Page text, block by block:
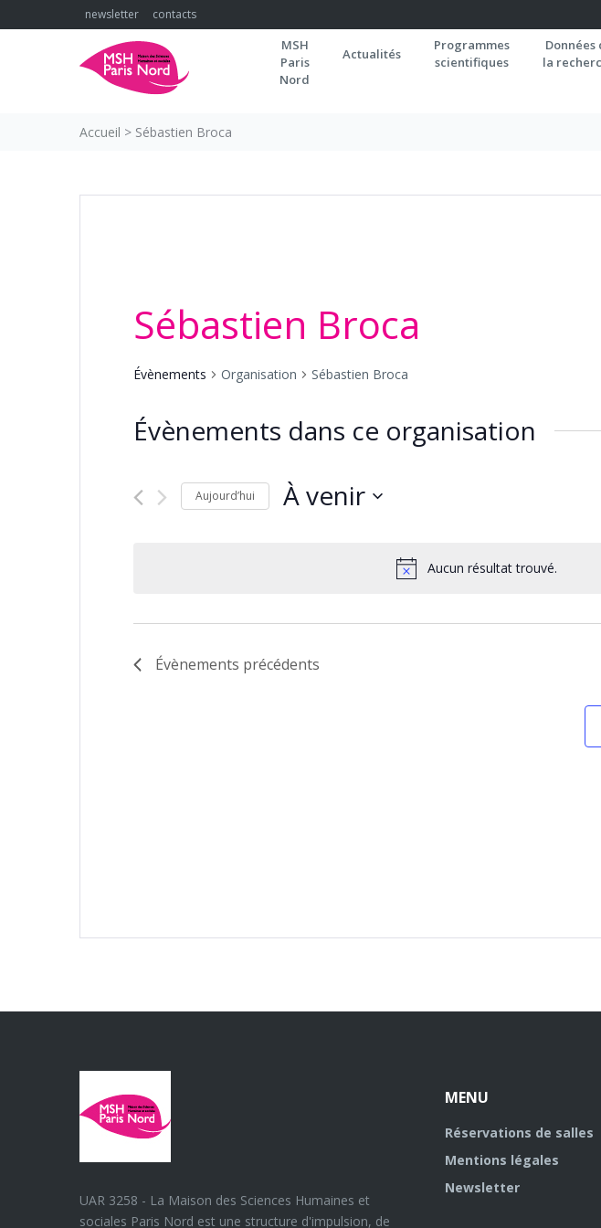
to
newsletter contacts
MSH
Paris
Nord
Actualités
Programmes
scientifiques
Données
la
Accueil > Sébastien Broca
Aucun résultat trouvé.
Sébastien Broca
Évènements Organisation Sébastien Broca
Évènements dans ce organisation
Aujourd’hui À venir
Évènements précédents
UAR 3258 - La Maison des Sciences Humaines et
sociales Paris Nord est une structure d'impulsion, de
MENU
Réservations de salles
Mentions légales
Newsletter